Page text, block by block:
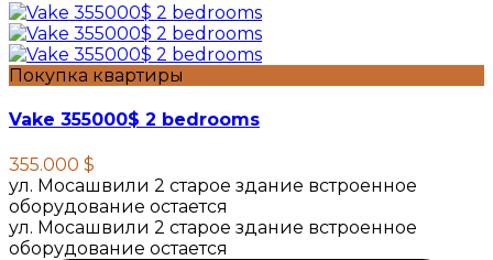
Покупка квартиры
Vake 355000$ 2 bedrooms
355.000 $
ул. Мосашвили 2 старое здание встроенное
оборудование остается
ул. Мосашвили 2 старое здание встроенное
оборудование остается